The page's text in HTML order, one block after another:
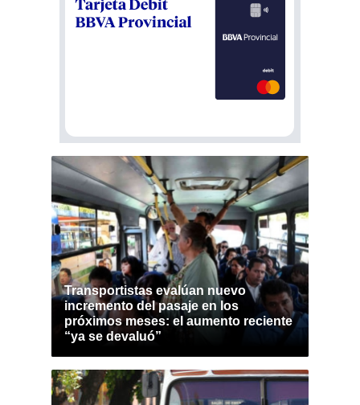
Transportistas evalúan nuevo
incremento del pasaje en los
próximos meses: el aumento reciente
“ya se devaluó”